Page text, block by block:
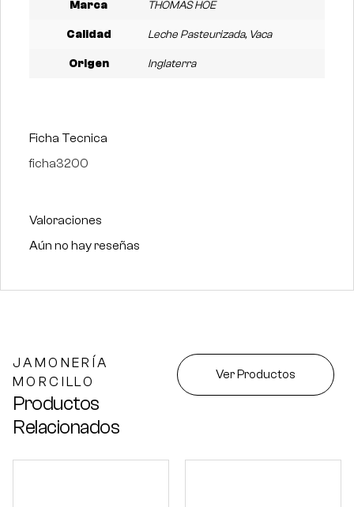
Marca THOMAS HOE
Calidad Leche Pasteurizada, Vaca
Origen Inglaterra
Ficha Tecnica
ficha3200
Valoraciones
Aún no hay reseñas
JAMONERÍA
MORCILLO
Productos
Relacionados
Ver Productos